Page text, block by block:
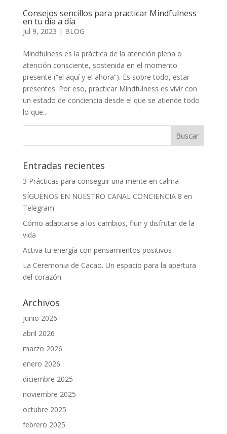
Consejos sencillos para practicar Mindfulness
en tu día a día
Jul 9, 2023 | BLOG
Mindfulness es la práctica de la atención plena o
atención consciente, sostenida en el momento
presente (“el aquí y el ahora”). Es sobre todo, estar
presentes. Por eso, practicar Mindfulness es vivir con
un estado de conciencia desde el que se atiende todo
lo que...
Entradas recientes
3 Prácticas para conseguir una mente en calma
SÍGUENOS EN NUESTRO CANAL CONCIENCIA 8 en
Telegram
Cómo adaptarse a los cambios, fluir y disfrutar de la
vida
Activa tu energía con pensamientos positivos
La Ceremonia de Cacao. Un espacio para la apertura
del corazón
Archivos
junio 2026
abril 2026
marzo 2026
enero 2026
diciembre 2025
noviembre 2025
octubre 2025
febrero 2025